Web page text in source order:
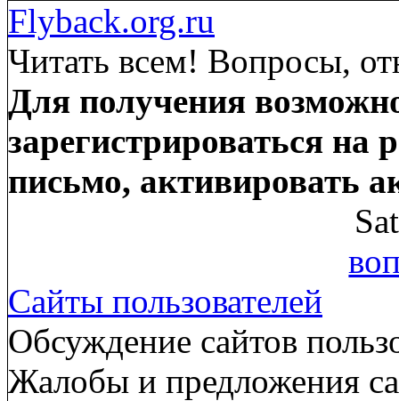
Flyback.org.ru
Читать всем! Вопросы,
Для получения
зарегистрироваться
письмо, активировать
Сайты пользователей
Обсуждение сайтов
Жалобы и предложения